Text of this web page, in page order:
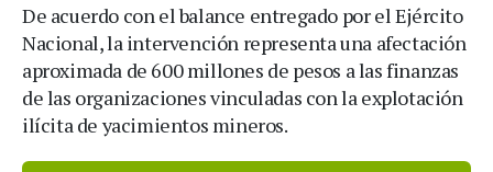
De acuerdo con el balance entregado por el Ejército
Nacional, la intervención representa una afectación
aproximada de 600 millones de pesos a las finanzas
de las organizaciones vinculadas con la explotación
ilícita de yacimientos mineros.